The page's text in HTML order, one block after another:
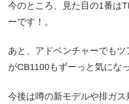
今のところ、見た目の1番は
ーです！。
あと、アドベンチャーでも
がCB1100もずーっと気にな
今後は噂の新モデルや排ガス